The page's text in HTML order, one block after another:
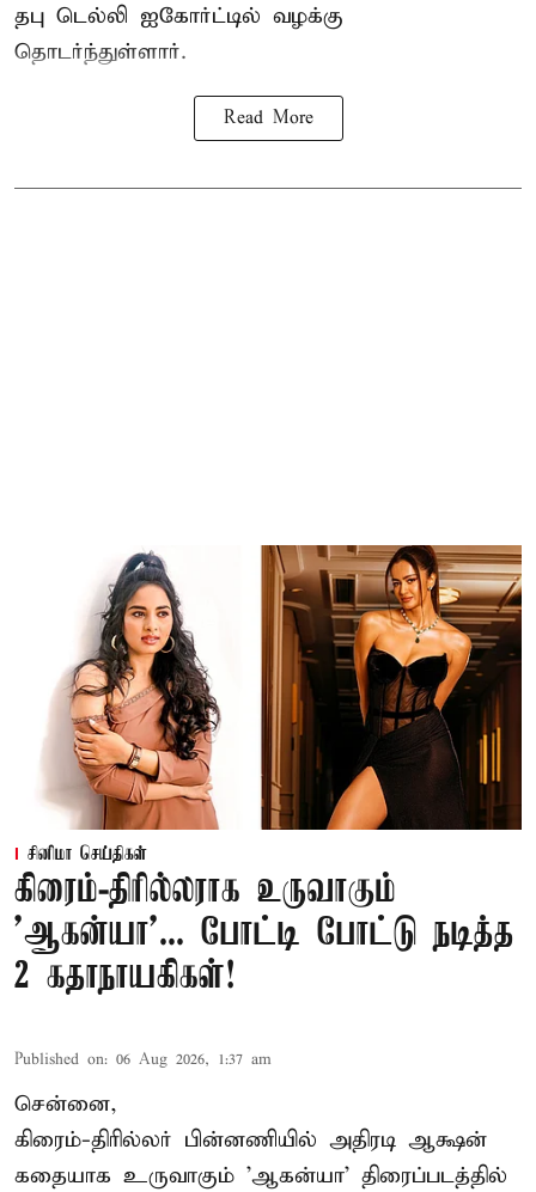
தபு டெல்லி ஐகோர்ட்டில் வழக்கு
தொடர்ந்துள்ளார்.
Read More
சினிமா செய்திகள்
கிரைம்-திரில்லராக உருவாகும்
'ஆகன்யா'... போட்டி போட்டு நடித்த
2 கதாநாயகிகள்!
Published on: 06 Aug 2026, 1:37 am
சென்னை,
கிரைம்-திரில்லர் பின்னணியில் அதிரடி ஆக்ஷன்
கதையாக உருவாகும் 'ஆகன்யா' திரைப்படத்தில்